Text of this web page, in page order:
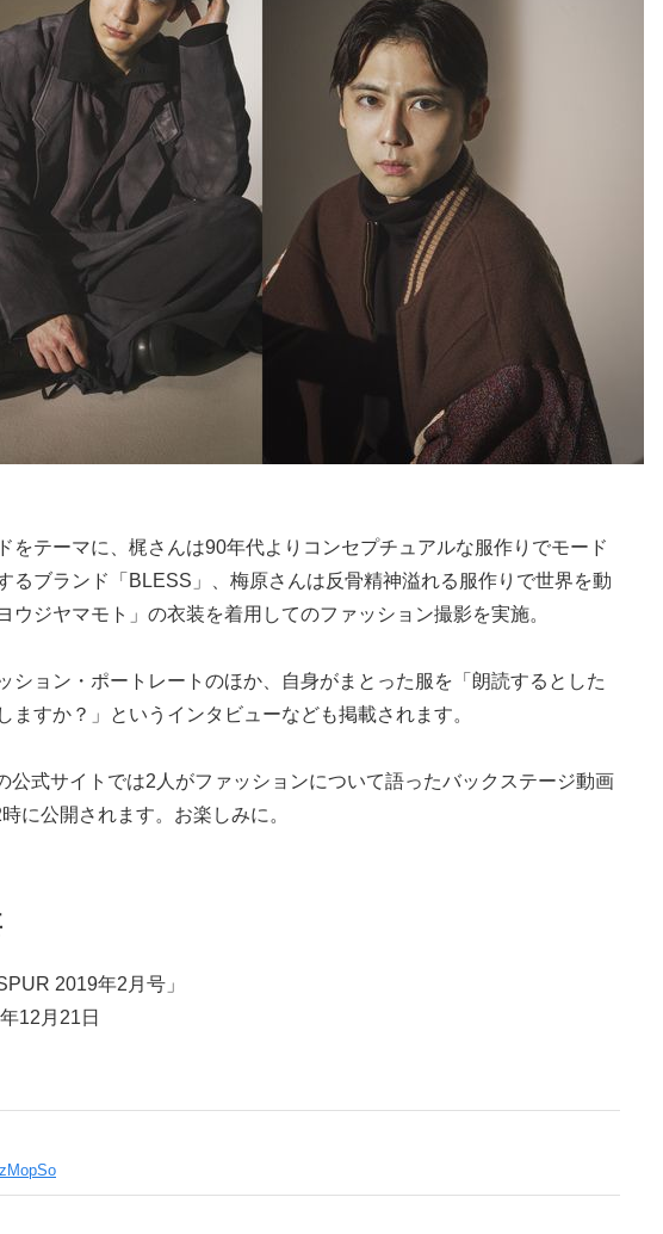
をテーマに、梶さんは90年代よりコンセプチュアルな服作りでモード
るブランド「BLESS」、梅原さんは反骨精神溢れる服作りで世界を動
ウジヤマモト」の衣装を着用してのファッション撮影を実施。
ション・ポートレートのほか、自身がまとった服を「朗読するとした
ますか？」というインタビューなども掲載されます。
公式サイトでは2人がファッションについて語ったバックステージ動画
に公開されます。お楽しみに。
2019年2月号」
12月21日